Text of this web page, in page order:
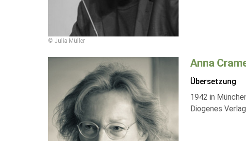
© Julia Müller
Anna
Übersetzung
1942 in
Diogenes